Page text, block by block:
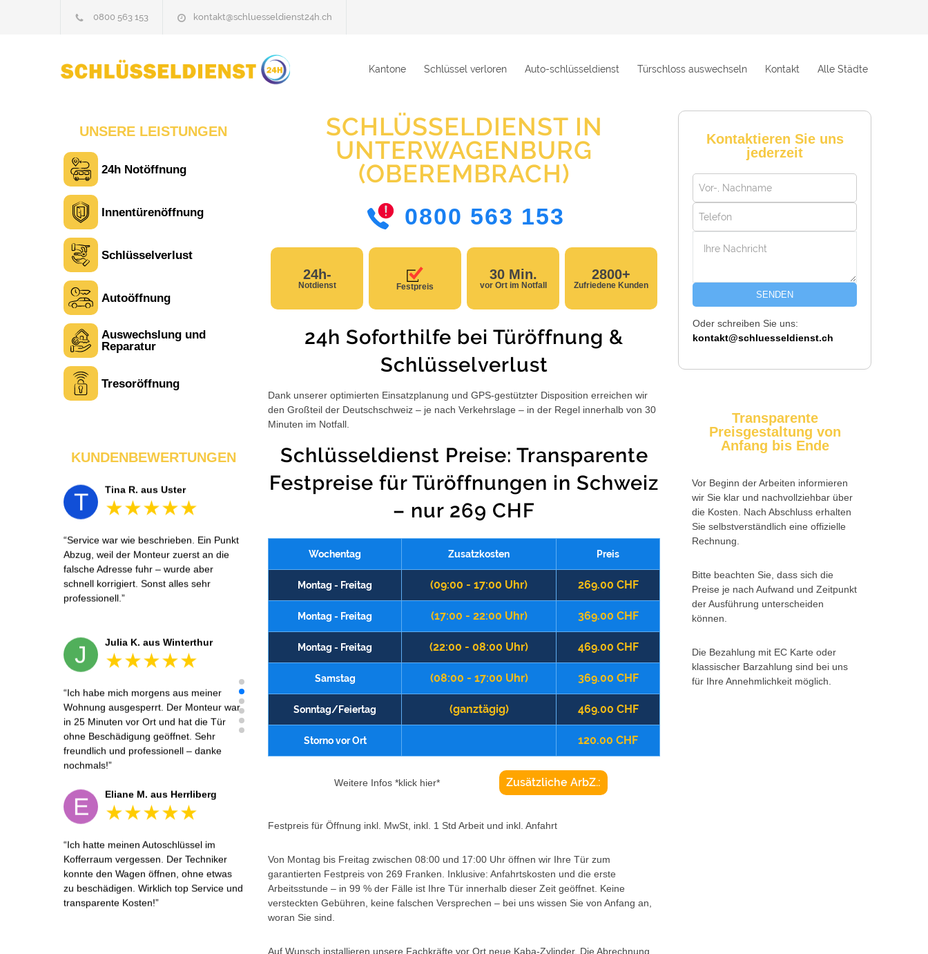
0800 563 153 kontakt@schluesseldienst24h.ch
Kantone Schlüssel verloren Auto-schlüsseldienst Türschloss auswechseln Kontakt Alle Städte
SCHLÜSSELDIENST IN
UNTERWAGENBURG
(OBEREMBRACH)
0800 563 153
24h-
Notdienst Festpreis
30 Min.
vor Ort im Notfall
2800+
Zufriedene Kunden
24h Soforthilfe bei Türöffnung &
Schlüsselverlust
Dank unserer optimierten Einsatzplanung und GPS-gestützter Disposition erreichen wir
den Großteil der Deutschschweiz – je nach Verkehrslage – in der Regel innerhalb von 30
Minuten im Notfall.
Schlüsseldienst Preise: Transparente
Festpreise für Türöffnungen in Schweiz
– nur 269 CHF
Wochentag Zusatzkosten Preis
Montag - Freitag (09:00 - 17:00 Uhr) 269.00 CHF
Montag - Freitag (17:00 - 22:00 Uhr) 369.00 CHF
Montag - Freitag (22:00 - 08:00 Uhr) 469.00 CHF
Samstag (08:00 - 17:00 Uhr) 369.00 CHF
Sonntag/Feiertag (ganztägig) 469.00 CHF
Storno vor Ort 120.00 CHF
Weitere Infos *klick hier* Zusätzliche ArbZ.:
Montag - Freitag (09:00 - 17:00 Uhr)
Montag - Freitag
Montag - Freitag (22:00 - 08:00 Uhr)
Samstag (08:00 - 17:00 Uhr)
Festpreis für Öffnung inkl. MwSt, inkl. 1 Std Arbeit und inkl. Anfahrt
Von Montag bis Freitag zwischen 08:00 und 17:00 Uhr öffnen wir Ihre Tür zum
garantierten Festpreis von 269 Franken. Inklusive: Anfahrtskosten und die erste
Arbeitsstunde – in 99 % der Fälle ist Ihre Tür innerhalb dieser Zeit geöffnet. Keine
versteckten Gebühren, keine falschen Versprechen – bei uns wissen Sie von Anfang an,
woran Sie sind.
Auf Wunsch installieren unsere Fachkräfte vor Ort neue Kaba-Zylinder. Die Abrechnung
UNSERE LEISTUNGEN
24h Notöffnung
Innentürenöffnung
Schlüsselverlust
Autoöffnung
Auswechslung und
Reparatur
Tresoröffnung
KUNDENBEWERTUNGEN
L Laura M. aus Zürich
Sehr freundlich am Telefon und vor Ort.
Die Türöffnung ging schnell, aber ich
T Tina R. aus Uster
Service war wie beschrieben. Ein Punkt
Abzug, weil der Monteur zuerst an die
falsche Adresse fuhr – wurde aber
schnell korrigiert. Sonst alles sehr
professionell.
J Julia K. aus Winterthur
Ich habe mich morgens aus meiner
Wohnung ausgesperrt. Der Monteur war
in 25 Minuten vor Ort und hat die Tür
ohne Beschädigung geöffnet. Sehr
freundlich und professionell – danke
nochmals!
E Eliane M. aus Herrliberg
Ich hatte meinen Autoschlüssel im
Kofferraum vergessen. Der Techniker
konnte den Wagen öffnen, ohne etwas
zu beschädigen. Wirklich top Service und
transparente Kosten!
Kontaktieren Sie uns
jederzeit
SENDEN
Oder schreiben Sie uns:
kontakt@schluesseldienst.ch
Transparente
Preisgestaltung von
Anfang bis Ende
Vor Beginn der Arbeiten informieren
wir Sie klar und nachvollziehbar über
die Kosten. Nach Abschluss erhalten
Sie selbstverständlich eine offizielle
Rechnung.
Bitte beachten Sie, dass sich die
Preise je nach Aufwand und Zeitpunkt
der Ausführung unterscheiden
können.
Die Bezahlung mit EC Karte oder
klassischer Barzahlung sind bei uns
für Ihre Annehmlichkeit möglich.